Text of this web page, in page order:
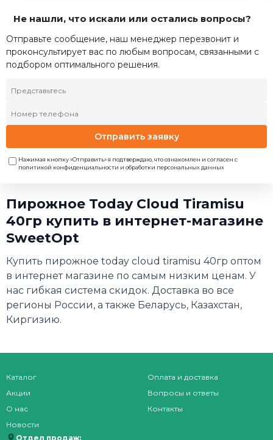
Не нашли, что искали или остались вопросы?
Отправьте сообщение, наш менеджер перезвонит и
проконсультирует вас по любым вопросам, связанными с
подбором оптимального решения.
Отправить заявку
Нажимая кнопку «Отправить» я подтверждаю, что ознакомлен и согласен с
политикой конфиденциальности и обработки персональных данных
Пирожное Today Cloud Tiramisu
40гр купить в интернет-магазине
SweetOpt
Купить пирожное today cloud tiramisu 40гр оптом
в интернет магазине по самым низким ценам. У
нас гибкая система скидок. Доставка во все
регионы России, а также Беларусь, Казахстан,
Киргизию.
Каталог
Акции
О нас
Новости
Оплата и доставка
Вопросы и ответы
Контакты
Отдел продаж: